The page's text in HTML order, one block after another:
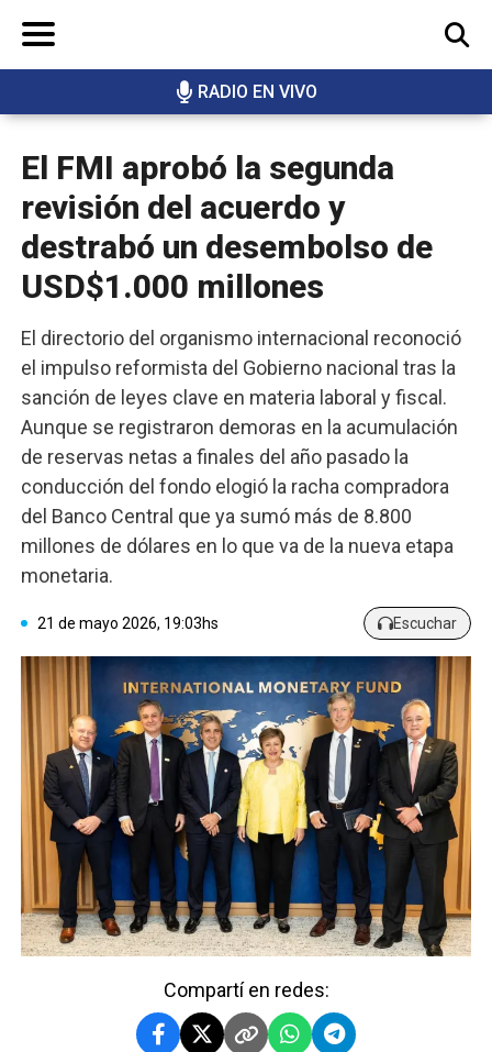
RADIO EN VIVO
BUSCAR
El FMI aprobó la segunda
revisión del acuerdo y
destrabó un desembolso de
USD$1.000 millones
El directorio del organismo internacional reconoció
el impulso reformista del Gobierno nacional tras la
sanción de leyes clave en materia laboral y fiscal.
Aunque se registraron demoras en la acumulación
de reservas netas a finales del año pasado la
conducción del fondo elogió la racha compradora
del Banco Central que ya sumó más de 8.800
millones de dólares en lo que va de la nueva etapa
monetaria.
21 de mayo 2026, 19:03hs Escuchar
Compartí en redes: